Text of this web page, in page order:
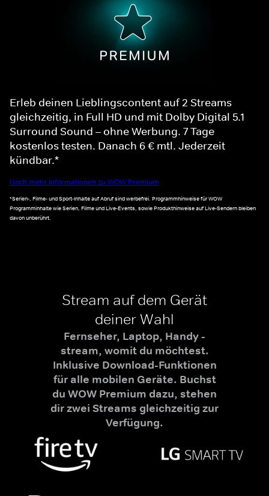
Erleb deinen Lieblingscontent auf 2 Streams
gleichzeitig, in Full HD und mit Dolby Digital 5.1
Surround Sound – ohne Werbung. 7 Tage
kostenlos testen. Danach 6 € mtl. Jederzeit
kündbar.*
Noch mehr Informationen zu WOW Premium
*Serien-, Filme- und Sport-Inhalte auf Abruf sind werbefrei. Programmhinweise für WOW
Programminhalte wie Serien, Filme und Live-Events, sowie Produkthinweise auf Live-Sendern bleiben
davon unberührt.
Stream auf dem Gerät
deiner Wahl
Fernseher, Laptop, Handy -
stream, womit du möchtest.
Inklusive Download-Funktionen
für alle mobilen Geräte. Buchst
du WOW Premium dazu, stehen
dir zwei Streams gleichzeitig zur
Verfügung.